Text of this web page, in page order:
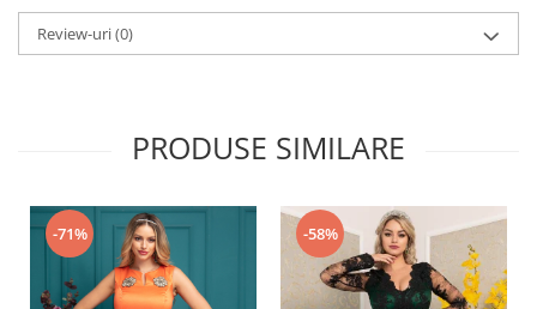
Review-uri(0)
PRODUSE SIMILARE
-71% -58%